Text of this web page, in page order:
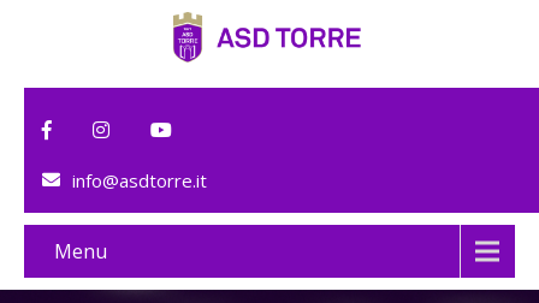
info@asdtorre.it
Menu